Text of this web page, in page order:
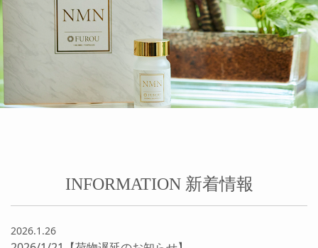
INFORMATION 新着情報
2026.1.26